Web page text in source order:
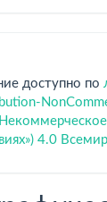
доступно по
4.0